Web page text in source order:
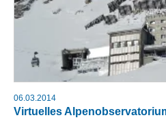
06.03.2014
Virtuelles